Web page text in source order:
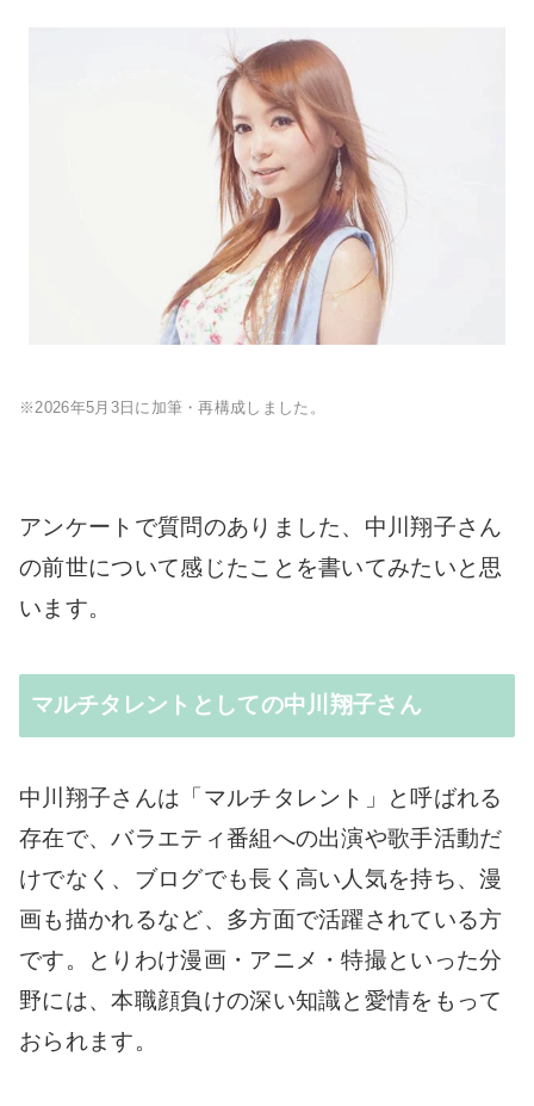
※2026年5月3日に加筆・再構成しました。
アンケートで質問のありました、中川翔子さん
の前世について感じたことを書いてみたいと思
います。
マルチタレントとしての中川翔子さん
中川翔子さんは「マルチタレント」と呼ばれる
存在で、バラエティ番組への出演や歌手活動だ
けでなく、ブログでも長く高い人気を持ち、漫
画も描かれるなど、多方面で活躍されている方
です。とりわけ漫画・アニメ・特撮といった分
野には、本職顔負けの深い知識と愛情をもって
おられます。